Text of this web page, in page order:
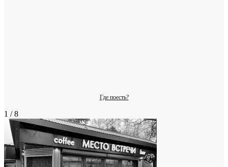
Где поесть?
1 / 8